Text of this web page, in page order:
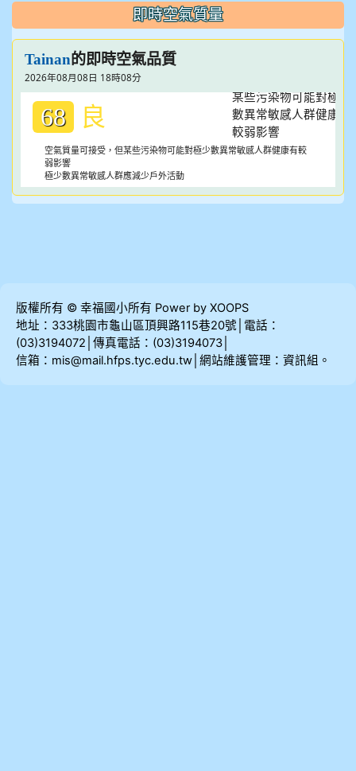
即時空氣質量
Tainan的即時空氣品質
2026年08月08日 18時08分
68 良
空氣質量可接受，但某些污染物可能對極少數異常敏感人群健康有較
弱影響
極少數異常敏感人群應減少戶外活動
版權所有 © 幸福國小所有 Power by XOOPS
地址：333桃園市龜山區頂興路115巷20號│電話：
(03)3194072│傳真電話：(03)3194073│
信箱：mis@mail.hfps.tyc.edu.tw│網站維護管理：資訊組。